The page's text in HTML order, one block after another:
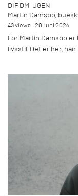
DIF DM-UGEN
Martin Damsbo,
43 views 20. juni 2026
For Martin Damsbo
livsstil. Det er her, han